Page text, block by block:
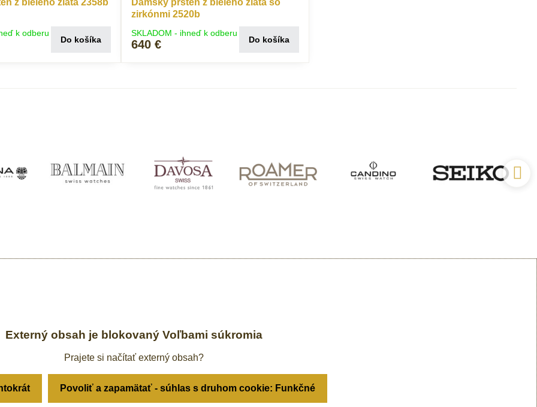
z bieleho zlata 2358b
k odberu
Do košíka
Dámsky prsteň z bieleho zlata so
zirkónmi 2520b
SKLADOM - ihneď k odberu
640 € Do košíka
Externý obsah je blokovaný Voľbami súkromia
Prajete si načítať externý obsah?
Povoliť a zapamätať - súhlas s druhom cookie: Funkčné